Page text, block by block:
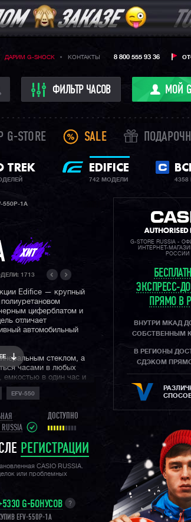
ДАРИМ G-SHOCK КОНТАКТЫ 8 800 555 93 36
ФИЛЬТР ЧАСОВ МОЙ
STORE SALE
TREK EDIFICE
742 МОДЕЛИ
550P-1A
1713
Edifice — крупный
циферблатом и
отличает
автомобильный
стеклом, а
часами в любых
емкостью в один час и
долей секунды,
тройной
мидл-класс коллекции
стальных хронографов.
расцветками и
их в качестве часов
людей по всему миру!
EFV-550
RUSSIA
ДОСТУПНО
РЕГИСТРАЦИИ
CASIO RUSSIA.
или проблемных
G-БОНУСОВ
EFV-550P-1A
?
G-STORE RUSSIA -
ИНТЕРНЕТ-
РОССИИ
ЭКСПРЕСС-
ПРЯМО В
ВНУТРИ МКАД
СОБСТВЕННЫМ
В РЕГИОНЫ
СДЭКОМ